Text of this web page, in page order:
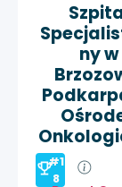
ny w
#1
8